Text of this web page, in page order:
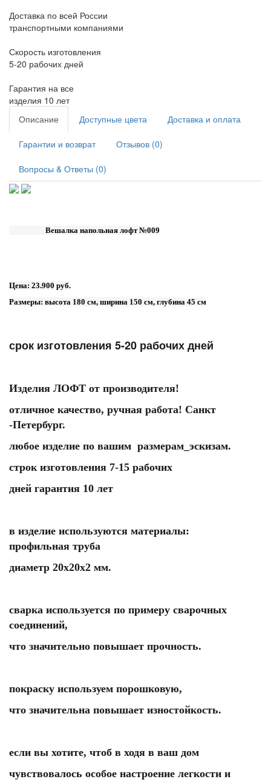
Доставка по всей России
транспортными компаниями
Скорость изготовления
5-20 рабочих дней
Гарантия на все
изделия 10 лет
Описание
Доступные цвета Доставка и оплата
Гарантии и возврат Отзывов (0)
Вопросы & Ответы (0)
Вешалка напольная лофт №009
Цена: 23.900 руб.
Размеры: высота 180 см, ширина 150 см, глубина 45 см
срок изготовления 5-20 рабочих дней
Изделия ЛОФТ от производителя!
отличное качество, ручная работа! Санкт
-Петербург.
любое изделие по вашим размерам_эскизам.
строк изготовления 7-15 рабочих
дней гарантия 10 лет
в изделие используются материалы:
профильная труба
диаметр 20х20х2 мм.
сварка используется по примеру сварочных
соединений,
что значительно повышает прочность.
покраску используем порошковую,
что значительна повышает изностойкость.
если вы хотите, чтоб в ходя в ваш дом
чувствовалось особое настроение легкости и